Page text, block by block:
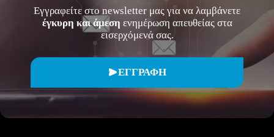
Εγγραφείτε στο newsletter μας για να λαμβάνετε
έγκυρη και άμεση ενημέρωση απευθείας στα
εισερχόμενά σας.
ΕΓΓΡΑΦΗ